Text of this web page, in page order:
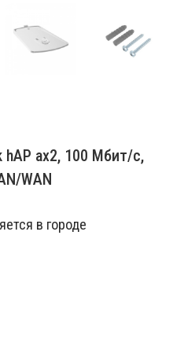
ax2, 100 Мбит/с,
WAN
в городе